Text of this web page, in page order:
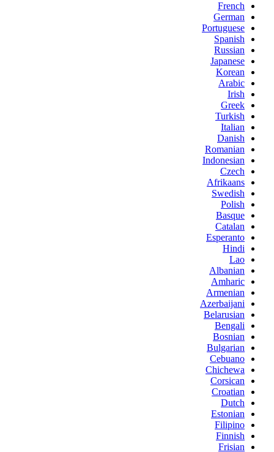
French
German
Portuguese
Spanish
Russian
Japanese
Korean
Arabic
Irish
Greek
Turkish
Italian
Danish
Romanian
Indonesian
Czech
Afrikaans
Swedish
Polish
Basque
Catalan
Esperanto
Hindi
Lao
Albanian
Amharic
Armenian
Azerbaijani
Belarusian
Bengali
Bosnian
Bulgarian
Cebuano
Chichewa
Corsican
Croatian
Dutch
Estonian
Filipino
Finnish
Frisian